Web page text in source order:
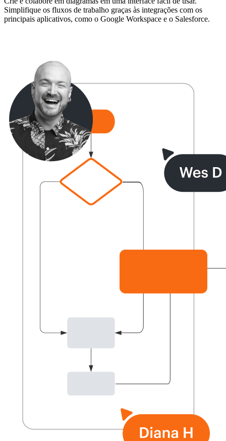
Simplifique os fluxos de trabalho graças às integrações com os
principais aplicativos, como o Google Workspace e o Salesforce.